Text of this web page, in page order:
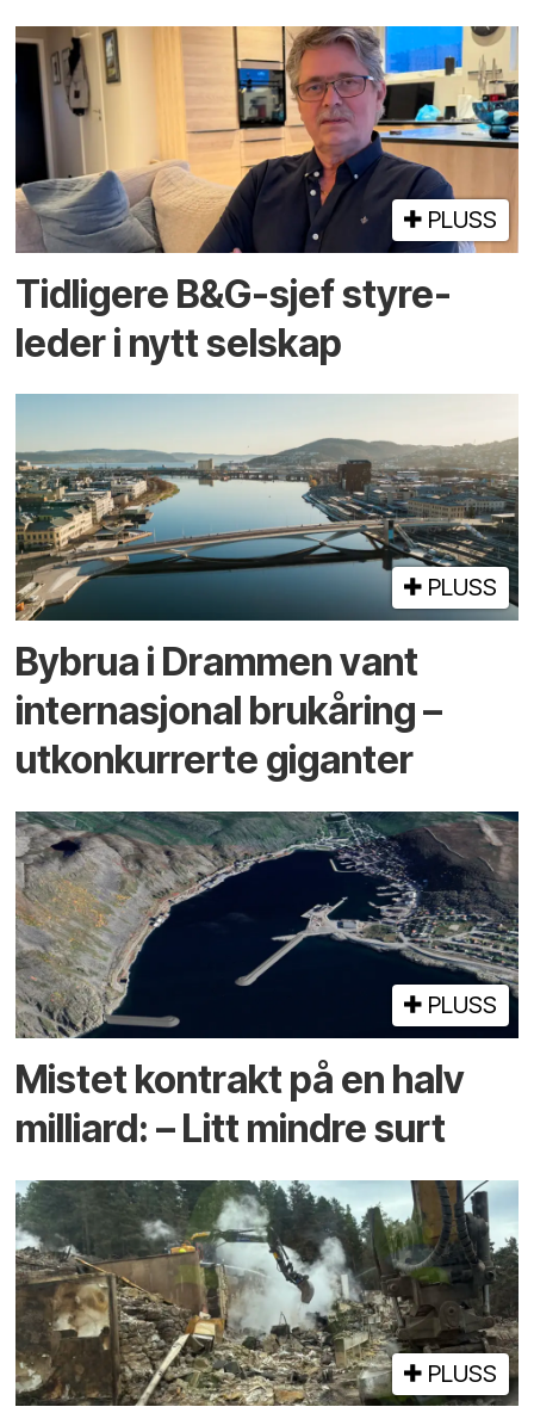
PLUSS
Tidligere B&G-sjef styre­
leder i nytt selskap
PLUSS
By­brua i Drammen vant
inter­nasjonal bru­kåring –
utkonkurrerte giganter
PLUSS
Mistet kontrakt på en halv
milliard: – Litt mindre surt
PLUSS